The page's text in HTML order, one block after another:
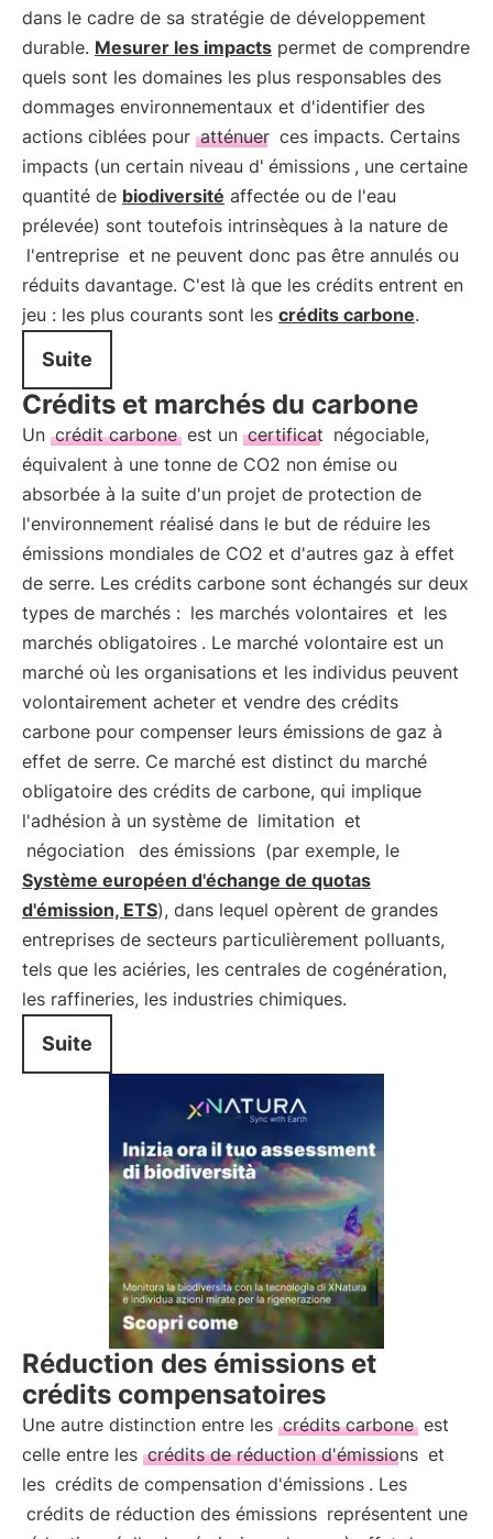
dans le cadre de sa stratégie de développement
durable. Mesurer les impacts permet de comprendre
quels sont les domaines les plus responsables des
dommages environnementaux et d'identifier des
actions ciblées pour atténuer ces impacts. Certains
impacts (un certain niveau d' émissions , une certaine
quantité de biodiversité affectée ou de l'eau
prélevée) sont toutefois intrinsèques à la nature de
l'entreprise et ne peuvent donc pas être annulés ou
réduits davantage. C'est là que les crédits entrent en
jeu : les plus courants sont les crédits carbone.
Suite
Crédits et marchés du carbone
Un crédit carbone est un certificat négociable,
équivalent à une tonne de CO2 non émise ou
absorbée à la suite d'un projet de protection de
l'environnement réalisé dans le but de réduire les
émissions mondiales de CO2 et d'autres gaz à effet
de serre. Les crédits carbone sont échangés sur deux
types de marchés : les marchés volontaires et les
marchés obligatoires . Le marché volontaire est un
marché où les organisations et les individus peuvent
volontairement acheter et vendre des crédits
carbone pour compenser leurs émissions de gaz à
effet de serre. Ce marché est distinct du marché
obligatoire des crédits de carbone, qui implique
l'adhésion à un système de limitation et
négociation
des émissions (par exemple, le
Système européen d'échange de quotas
d'émission, ETS), dans lequel opèrent de grandes
entreprises de secteurs particulièrement polluants,
tels que les aciéries, les centrales de cogénération,
les raffineries, les industries chimiques.
Suite
Réduction des émissions et
crédits compensatoires
Une autre distinction entre les crédits carbone est
celle entre les crédits de réduction d'émissions et
les crédits de compensation d'émissions . Les
crédits de réduction des émissions représentent une